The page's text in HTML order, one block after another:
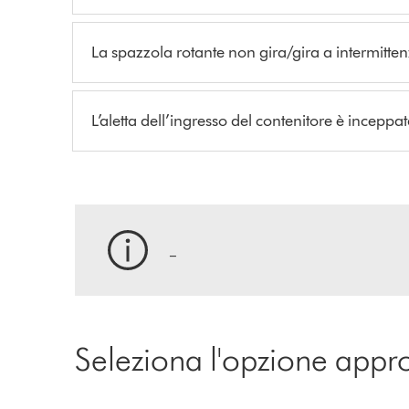
La spazzola rotante non gira/gira a
L’aletta dell’ingresso del contenitore è
Seleziona l'opzione